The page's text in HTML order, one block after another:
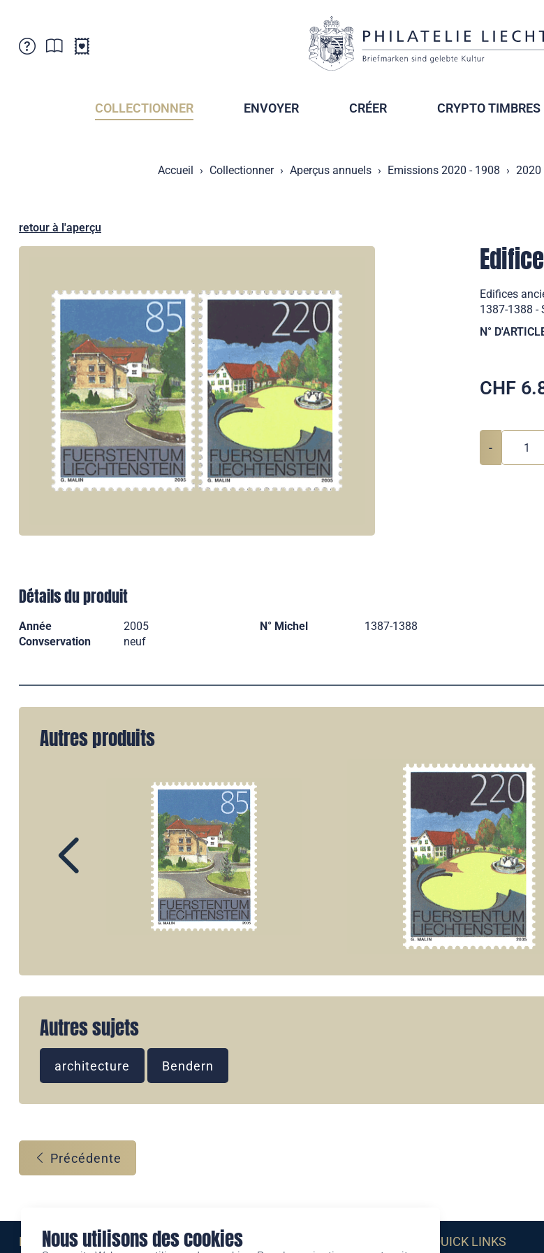
Nous utilisons des cookies
Points de vente
Abonnement
Archives des timbrage
COLLECTIONNER ENVOYER CRÉER CRYPTO TIMBRES
Accueil Collectionner Aperçus annuels Emissions 2020 - 1908 2020
retour à l'aperçu
Edifices
1387-1388 -
N°
CHF
-
Détails du produit
Année 2005 N° Michel
1387-1388
Convservation
neuf
Autres produits
Autres sujets
architecture Bendern
Précédente
Eine Marke der QUICK LINKS